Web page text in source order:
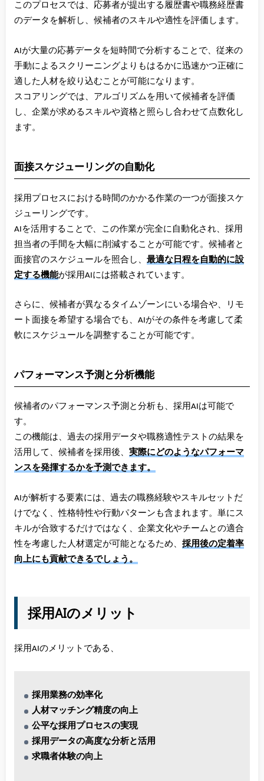
このプロセスでは、応募者が提出する履歴書や職務経歴書
のデータを解析し、候補者のスキルや適性を評価します。
AIが大量の応募データを短時間で分析することで、従来の
手動によるスクリーニングよりもはるかに迅速かつ正確に
適した人材を絞り込むことが可能になります。
スコアリングでは、アルゴリズムを用いて候補者を評価
し、企業が求めるスキルや資格と照らし合わせて点数化し
ます。
面接スケジューリングの自動化
採用プロセスにおける時間のかかる作業の一つが面接スケ
ジューリングです。
AIを活用することで、この作業が完全に自動化され、採用
担当者の手間を大幅に削減することが可能です。候補者と
面接官のスケジュールを照合し、 最適な日程を自動的に設
定する機能が採用AIには搭載されています。
さらに、候補者が異なるタイムゾーンにいる場合や、リモ
ート面接を希望する場合でも、AIがその条件を考慮して柔
軟にスケジュールを調整することが可能です。
パフォーマンス予測と分析機能
候補者のパフォーマンス予測と分析も、採用AIは可能で
す。
この機能は、過去の採用データや職務適性テストの結果を
活用して、候補者を採用後、 実際にどのようなパフォーマ
ンスを発揮するかを予測できます。
AIが解析する要素には、過去の職務経験やスキルセットだ
けでなく、性格特性や行動パターンも含まれます。単にス
キルが合致するだけではなく、企業文化やチームとの適合
性を考慮した人材選定が可能となるため、 採用後の定着率
向上にも貢献できるでしょう。
採用AIのメリット
採用AIのメリットである、
採用業務の効率化
人材マッチング精度の向上
公平な採用プロセスの実現
採用データの高度な分析と活用
求職者体験の向上